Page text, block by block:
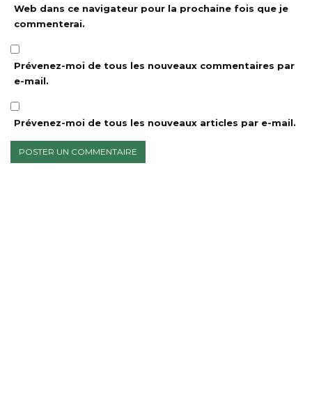
Web dans ce navigateur pour la prochaine fois que je
commenterai.
Prévenez-moi de tous les nouveaux commentaires par
e-mail.
Prévenez-moi de tous les nouveaux articles par e-mail.